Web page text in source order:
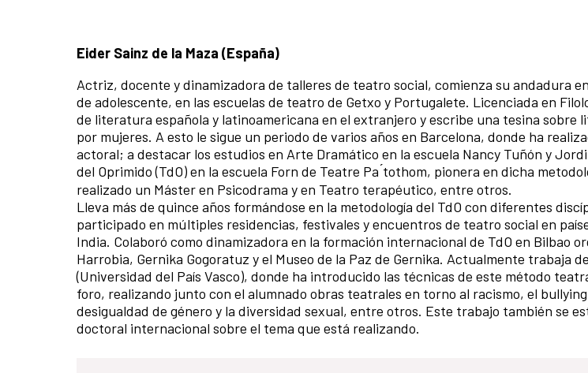
Eider Sainz de la Maza (España)
Actriz, docente y dinamizadora de talleres de teatro social, comienza su andadura
de adolescente, en las escuelas de teatro de Getxo y Portugalete. Licenciada en
de literatura española y latinoamericana en el extranjero y escribe una tesina sobre
por mujeres. A esto le sigue un periodo de varios años en Barcelona, donde ha
actoral; a destacar los estudios en Arte Dramático en la escuela Nancy Tuñón y
del Oprimido (TdO) en la escuela Forn de Teatre Pa ́tothom, pionera en dicha
realizado un Máster en Psicodrama y en Teatro terapéutico, entre otros.
Lleva más de quince años formándose en la metodología del TdO con diferentes
participado en múltiples residencias, festivales y encuentros de teatro social en
India. Colaboró como dinamizadora en la formación internacional de TdO en Bilbao
Harrobia, Gernika Gogoratuz y el Museo de la Paz de Gernika. Actualmente trabaja
(Universidad del País Vasco), donde ha introducido las técnicas de este método
foro, realizando junto con el alumnado obras teatrales en torno al racismo, el
desigualdad de género y la diversidad sexual, entre otros. Este trabajo también se
doctoral internacional sobre el tema que está realizando.